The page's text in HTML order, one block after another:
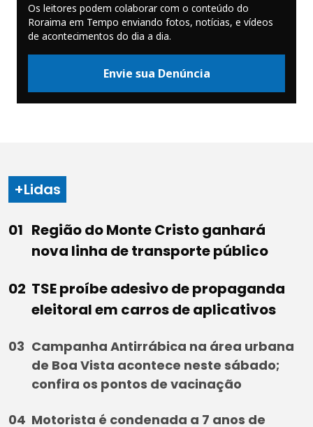
Os leitores podem colaborar com o conteúdo do
Roraima em Tempo enviando fotos, notícias, e vídeos
de acontecimentos do dia a dia.
Envie sua Denúncia
+Lidas
Região do Monte Cristo ganhará
nova linha de transporte público
TSE proíbe adesivo de propaganda
eleitoral em carros de aplicativos
Campanha Antirrábica na área urbana
de Boa Vista acontece neste sábado;
confira os pontos de vacinação
Motorista é condenada a 7 anos de